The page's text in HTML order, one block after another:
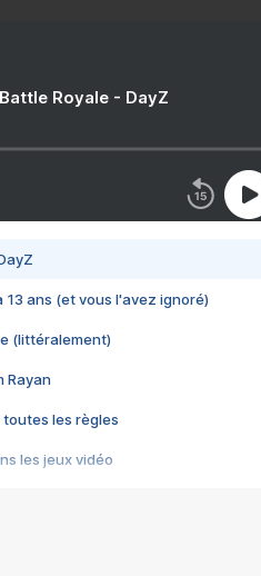
Royale - DayZ
13 ans (et vous l'avez ignoré)
(littéralement)
Rayan
toutes les règles
les jeux vidéo